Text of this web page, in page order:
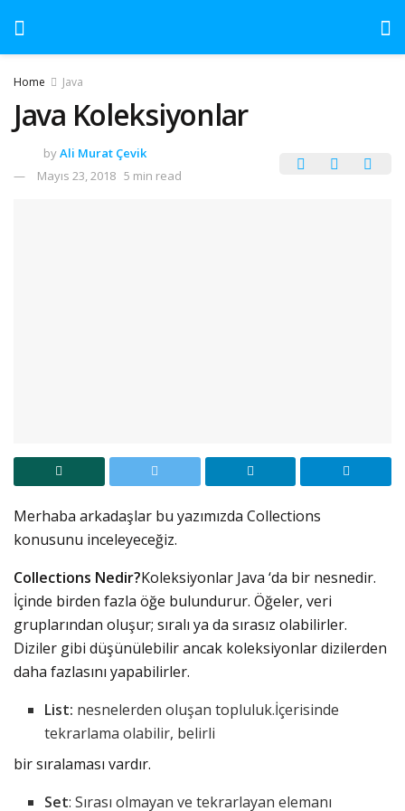
Home Java
Java Koleksiyonlar
byAli Murat Çevik
Mayıs 23, 2018 5 min read
Merhaba arkadaşlar bu yazımızda Collections
konusunu inceleyeceğiz.
Collections Nedir?Koleksiyonlar Java ‘da bir nesnedir.
İçinde birden fazla öğe bulundurur. Öğeler, veri
gruplarından oluşur; sıralı ya da sırasız olabilirler.
Diziler gibi düşünülebilir ancak koleksiyonlar dizilerden
daha fazlasını yapabilirler.
List: nesnelerden oluşan topluluk.İçerisinde
tekrarlama olabilir, belirli
bir sıralaması vardır.
Set: Sırası olmayan ve tekrarlayan elemanı